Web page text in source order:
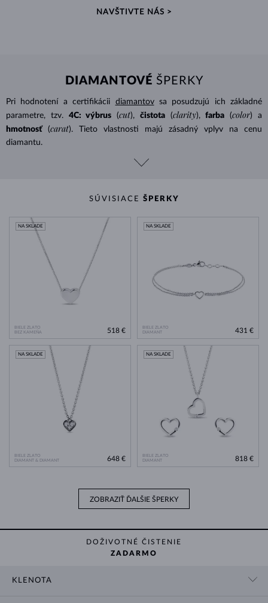
NAVŠTIVTE NÁS >
DIAMANTOVÉ ŠPERKY
Pri hodnotení a certifikácii diamantovsa posudzujú ich základné
parametre, tzv.
4C: výbrus (cut), čistota (clarity), farba (color) a
hmotnosť
(carat). Tieto vlastnosti majú zásadný vplyv na cenu
diamantu.
SÚVISIACE ŠPERKY
BIELE ZLATO
BEZ KAMEŇA
NA SKLADE
518 €
BIELE ZLATO
DIAMANT
NA SKLADE
431 €
BIELE ZLATO
DIAMANT & DIAMANT
NA SKLADE
648 €
BIELE ZLATO
DIAMANT
NA SKLADE
818 €
ZOBRAZIŤ ĎALŠIE ŠPERKY
DOŽIVOTNÉ ČISTENIE
ZADARMO
KLENOTA